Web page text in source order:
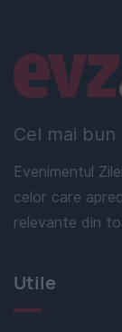
Cel mai
Evenimentul
celor care
relevante din
Linkuri utile
Utile